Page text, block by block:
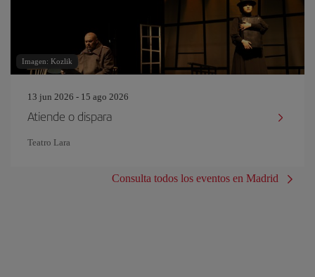
Imagen: Kozlik
13 jun 2026 - 15 ago 2026
Atiende o dispara
Teatro Lara
Consulta todos los eventos en Madrid